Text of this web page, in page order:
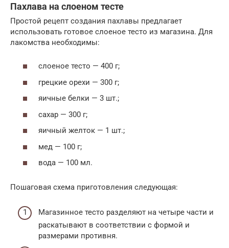
Пахлава на слоеном тесте
Простой рецепт создания пахлавы предлагает
использовать готовое слоеное тесто из магазина. Для
лакомства необходимы:
слоеное тесто — 400 г;
грецкие орехи — 300 г;
яичные белки — 3 шт.;
сахар — 300 г;
яичный желток — 1 шт.;
мед — 100 г;
вода — 100 мл.
Пошаговая схема приготовления следующая:
Магазинное тесто разделяют на четыре части и
раскатывают в соответствии с формой и
размерами противня.